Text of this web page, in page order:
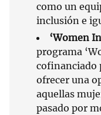
como un
inclusión e
‘Women
programa
cofinanciado
ofrecer una
aquellas
pasado por